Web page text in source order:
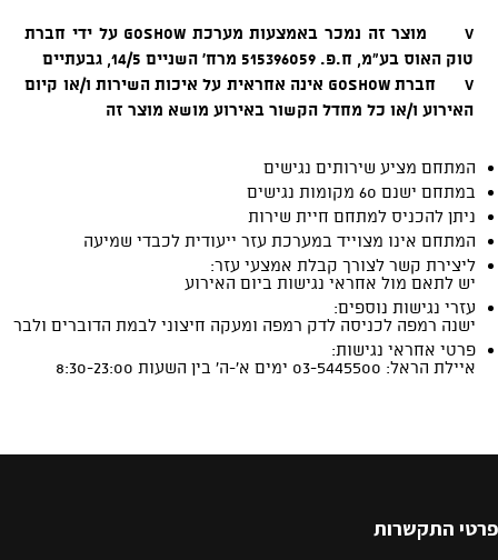
פרטי התקשרות